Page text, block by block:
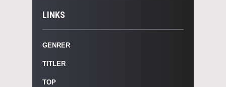
LINKS
GENRER
TITLER
TOP